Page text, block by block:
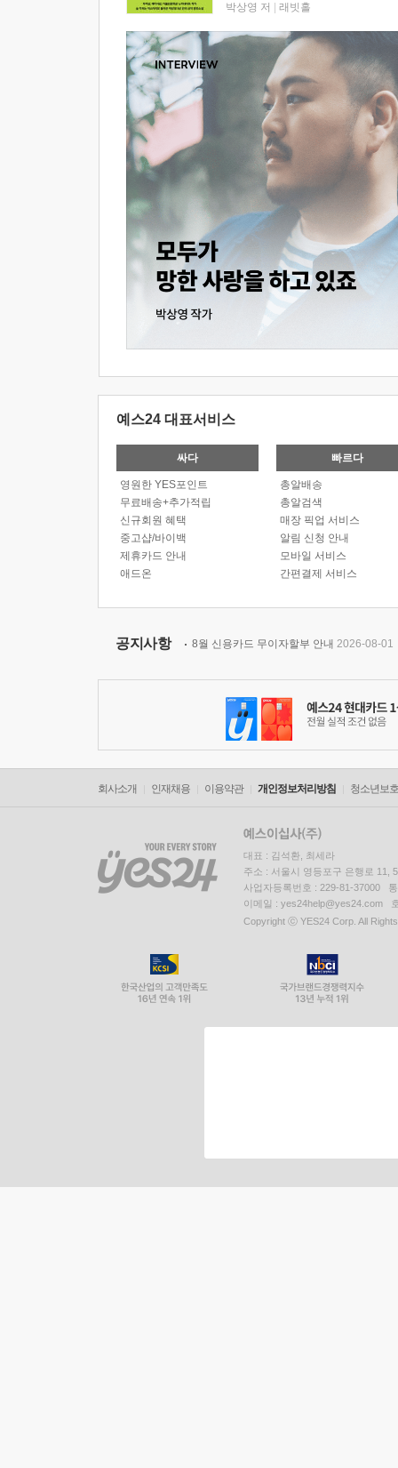
박상영 저 래빗홀
예스24 대표서비스
싸다
영원한 YES포인트
무료배송+추가적립
신규회원 혜택
중고샵/바이백
제휴카드 안내
애드온
빠르다
총알배송
총알검색
매장 픽업 서비스
알림 신청 안내
모바일 서비스
간편결제 서비스
공지사항 8월 신용카드 무이자할부 안내 2026-08-01
회사소개 인재채용 이용약관 개인정보처리방침 청소년보
대표 : 김석환, 최세라
주소 : 서울시 영등포구 은행로 11,
사업자등록번호 : 229-81-37000
이메일 : yes24help@yes24.com
Copyright ⓒ YES24 Corp. All